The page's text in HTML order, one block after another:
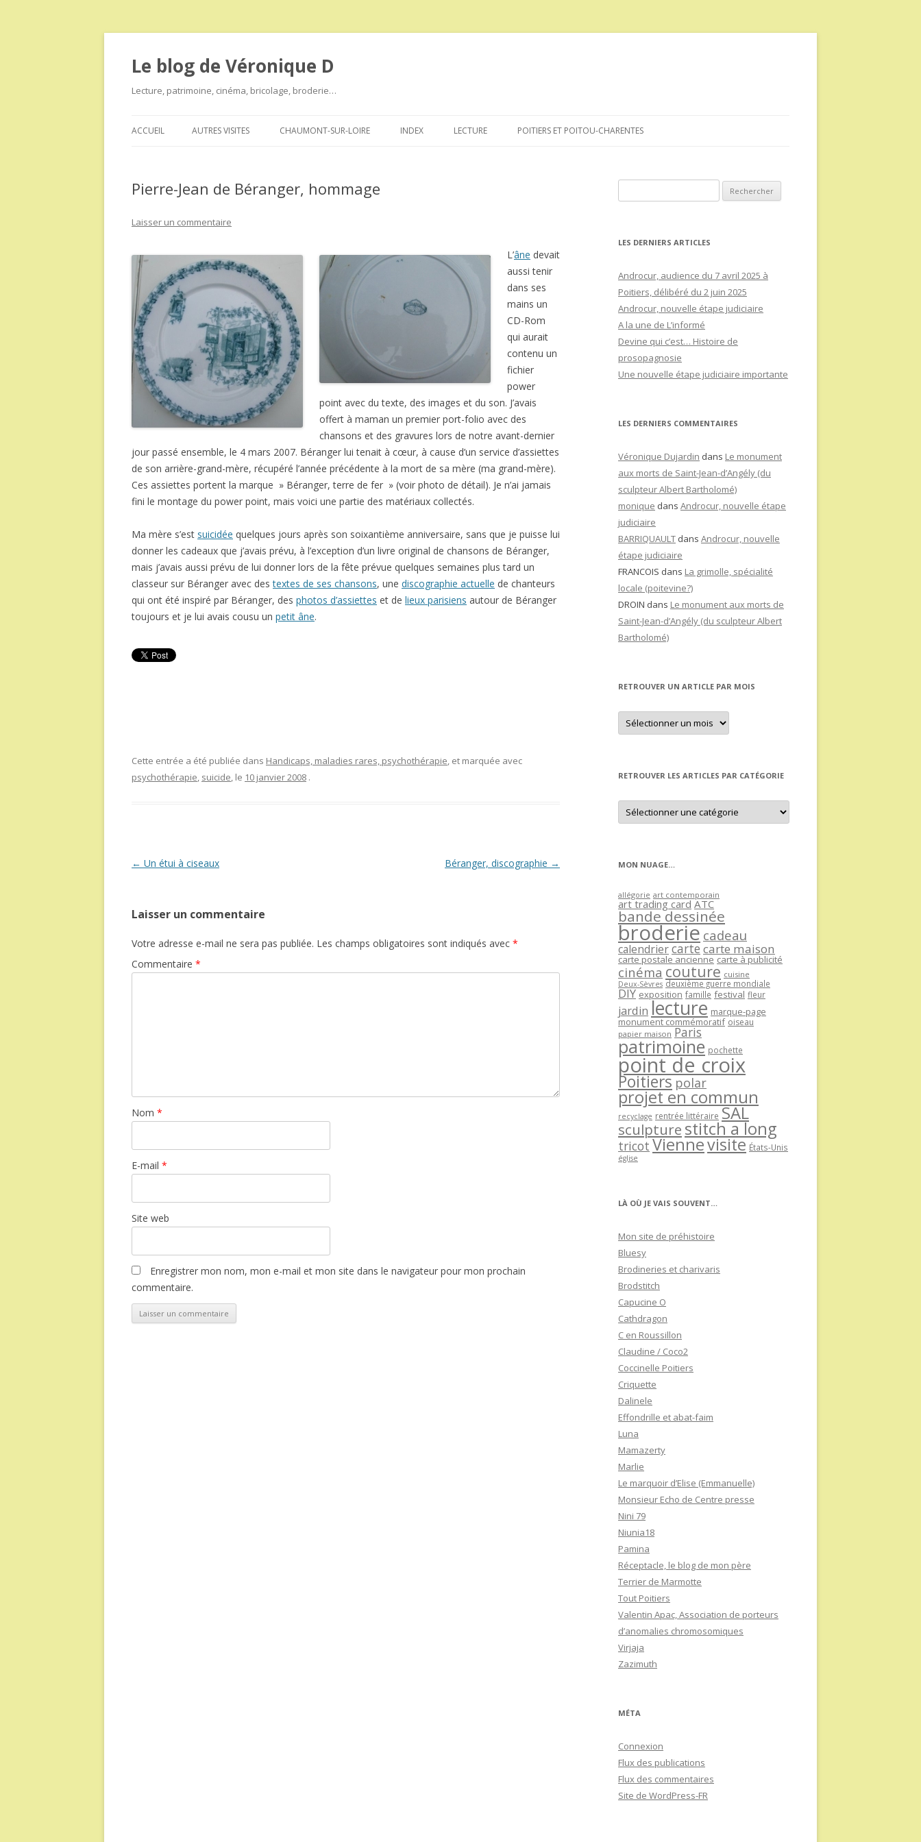
Le blog de Véronique D
Lecture, patrimoine, cinéma, bricolage, broderie…
au
ACCUEIL AUTRES VISITES CHAUMONT-SUR-LOIRE INDEX LECTURE POITIERS ET POITOU-CHARENTES
Pierre-Jean de Béranger, hommage
Laisser un commentaire
L’âne devait
aussi tenir
dans ses
mains un
CD-Rom
qui aurait
contenu un
fichier
power
point avec du texte, des images et du son. J’avais
offert à maman un premier port-folio avec des
chansons et des gravures lors de notre avant-dernier
jour passé ensemble, le 4 mars 2007. Béranger lui tenait à cœur, à cause d’un service d’assiettes
de son arrière-grand-mère, récupéré l’année précédente à la mort de sa mère (ma grand-mère).
Ces assiettes portent la marque » Béranger, terre de fer » (voir photo de détail). Je n’ai jamais
fini le montage du power point, mais voici une partie des matériaux collectés.
Ma mère s’est suicidée quelques jours après son soixantième anniversaire, sans que je puisse lui
donner les cadeaux que j’avais prévu, à l’exception d’un livre original de chansons de Béranger,
mais j’avais aussi prévu de lui donner lors de la fête prévue quelques semaines plus tard un
classeur sur Béranger avec destextes de ses chansons, une discographie actuelle de chanteurs
qui ont été inspiré par Béranger, des photos d’assiettes et de lieux parisiens autour de Béranger
toujours et je lui avais cousu un petit âne.
Cette entrée a été publiée dans Handicaps, maladies rares, psychothérapie, et marquée avec
psychothérapie, suicide, le 10 janvier 2008 .
Navigation
← Un étui à ciseaux Béranger, discographie →
Laisser un commentaire
Votre adresse e-mail ne sera pas publiée. Les champs obligatoires sont indiqués avec *
Commentaire *
Nom *
E-mail *
Site web
Enregistrer mon nom, mon e-mail et mon site dans le navigateur pour mon prochain
commentaire.
LES DERNIERS ARTICLES
Androcur, audience du 7 avril 2025 à
Poitiers, délibéré du 2 juin 2025
Androcur, nouvelle étape judiciaire
A la une de L’informé
Devine qui c’est… Histoire de
prosopagnosie
Une nouvelle étape judiciaire importante
LES DERNIERS COMMENTAIRES
Véronique Dujardin dans Le monument
aux morts de Saint-Jean-d’Angély (du
sculpteur Albert Bartholomé)
monique dans Androcur, nouvelle étape
judiciaire
BARRIQUAULT dans Androcur, nouvelle
étape judiciaire
FRANCOIS dans La grimolle, spécialité
locale (poitevine?)
DROIN dans Le monument aux morts de
Saint-Jean-d’Angély (du sculpteur Albert
Bartholomé)
RETROUVER UN ARTICLE PAR MOIS
Retrouver
un
article
RETROUVER LES ARTICLES PAR CATÉGORIE
Retrouver
les
articles
MON NUAGE…
allégorie art contemporain
art trading card ATC
bande dessinée
broderie cadeau
calendriercartecarte maison
carte postale ancienne carte à publicité
cinéma couture cuisine
Deux-Sèvres deuxième guerre mondiale
DIY exposition famille festival fleur
jardin lecture marque-page
monument commémoratif oiseau
papier maison Paris
patrimoine pochette
point de croix
Poitiers polar
projet en commun
recyclage rentrée littéraire SAL
sculpture stitch a long
tricot Viennevisite États-Unis
église
LÀ OÙ JE VAIS SOUVENT…
Mon site de préhistoire
Bluesy
Brodineries et charivaris
Brodstitch
Capucine O
Cathdragon
C en Roussillon
Claudine / Coco2
Coccinelle Poitiers
Criquette
Dalinele
Effondrille et abat-faim
Luna
Mamazerty
Marlie
Le marquoir d’Elise (Emmanuelle)
Monsieur Echo de Centre presse
Nini 79
Niunia18
Pamina
Réceptacle, le blog de mon père
Terrier de Marmotte
Tout Poitiers
Valentin Apac, Association de porteurs
d’anomalies chromosomiques
Virjaja
Zazimuth
MÉTA
Connexion
Flux des publications
Flux des commentaires
Site de WordPress-FR